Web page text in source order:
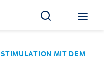
MIT DEM